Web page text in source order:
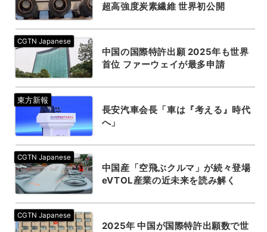
超高強度炭素繊維 世界初公開
中国の国際特許出願 2025年も世界
首位 ファーウェイが最多申請
長安汽車会長「車は『考える』時代
へ」
中国産「空飛ぶクルマ」が続々登場
eVTOL産業の近未来を読み解く
2025年 中国が国際特許出願数で世